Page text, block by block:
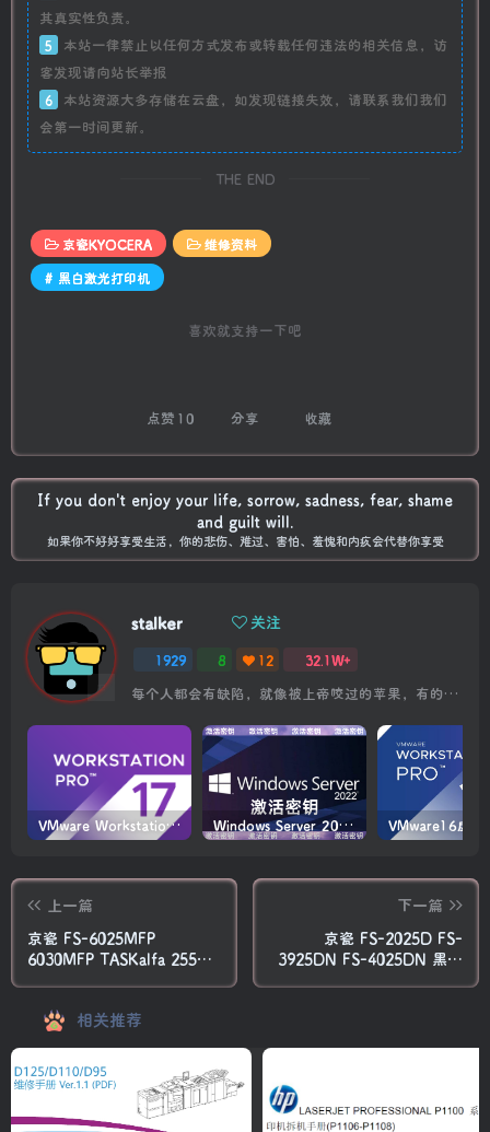
其真实性负责。
5
本站一律禁止以任何方式发布或转载任何违法的相关信息，访
客发现请向站长举报
6
本站资源大多存储在云盘，如发现链接失效，请联系我们我们
会第一时间更新。
THE END
京瓷KYOCERA
维修资料
# 黑白激光打印机
喜欢就支持一下吧
点赞 10 分享 收藏
If you don't enjoy your life, sorrow, sadness, fear, shame
and guilt will.
如果你不好好享受生活，你的悲伤、难过、害怕、羞愧和内疚会代替你享受
stalker 关注
1929 8 12
32.1W+
每个人都会有缺陷，就像被上帝咬过的苹果，有的人缺陷比较大，正是因为上帝特别喜欢他的芬芳
VMware Workstation PRO v17.6.4 正式版_虚拟机(带激活密钥) Windows Server 2022激活密钥 2024 5月更新
上一篇
京瓷 FS-6025MFP
6030MFP TASKalfa 255b
下一篇
京瓷 FS-2025D FS-
3925DN FS-4025DN 黑白
相关推荐